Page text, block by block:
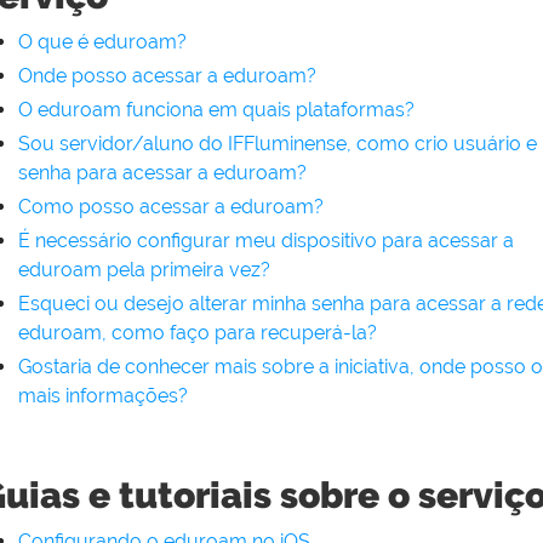
O que é eduroam?
Onde posso acessar a eduroam?
O eduroam funciona em quais plataformas?
Sou servidor/aluno do IFFluminense, como crio usuário e
senha para acessar a eduroam?
Como posso acessar a eduroam?
É necessário configurar meu dispositivo para acessar a
eduroam pela primeira vez?
Esqueci ou desejo alterar minha senha para acessar a
eduroam, como faço para recuperá-la?
Gostaria de conhecer mais sobre a iniciativa, onde posso
mais informações?
e tutoriais sobre o